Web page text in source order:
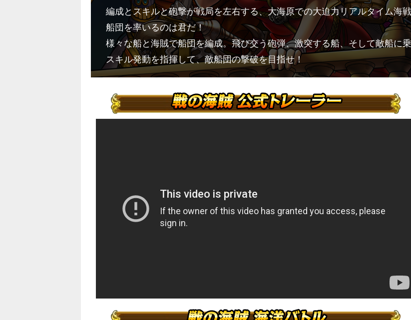
編成とスキルと砲撃が戦局を左右する、大海原での大迫力リアルタイム海
船団を率いるのは君だ！
様々な船と海賊で船団を編成。飛び交う砲弾、激突する船、そして敵船に
スキル発動を指揮して、敵船団の撃破を目指せ！